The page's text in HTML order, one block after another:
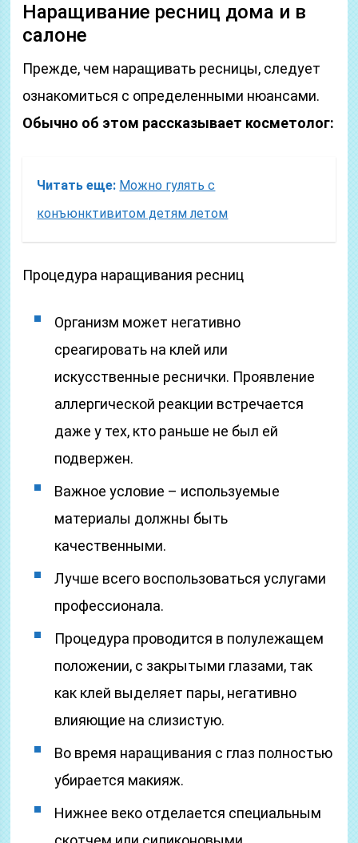
Наращивание ресниц дома и в
салоне
Прежде, чем наращивать ресницы, следует
ознакомиться с определенными нюансами.
Обычно об этом рассказывает косметолог:
Читать еще: Можно гулять с
конъюнктивитом детям летом
Процедура наращивания ресниц
Организм может негативно
среагировать на клей или
искусственные реснички. Проявление
аллергической реакции встречается
даже у тех, кто раньше не был ей
подвержен.
Важное условие – используемые
материалы должны быть
качественными.
Лучше всего воспользоваться услугами
профессионала.
Процедура проводится в полулежащем
положении, с закрытыми глазами, так
как клей выделяет пары, негативно
влияющие на слизистую.
Во время наращивания с глаз полностью
убирается макияж.
Нижнее веко отделается специальным